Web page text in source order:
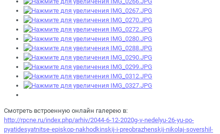
Смотреть встроенную онлайн галерею в:
http://rpcne.ru/index.php/arhiv/2044-6-12-2020g-v-nedelyu-26-yu-po-
pyatidesyatnitse-episkop-nakhodkinskij-i-preobrazhenskij-nikolaj-sovershil-